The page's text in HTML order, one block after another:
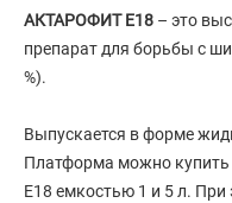
АКТАРОФИТ Е18 – это
препарат для борьбы с
%).
Выпускается в форме
Платформа можно
Е18 емкостью 1 и 5 л.